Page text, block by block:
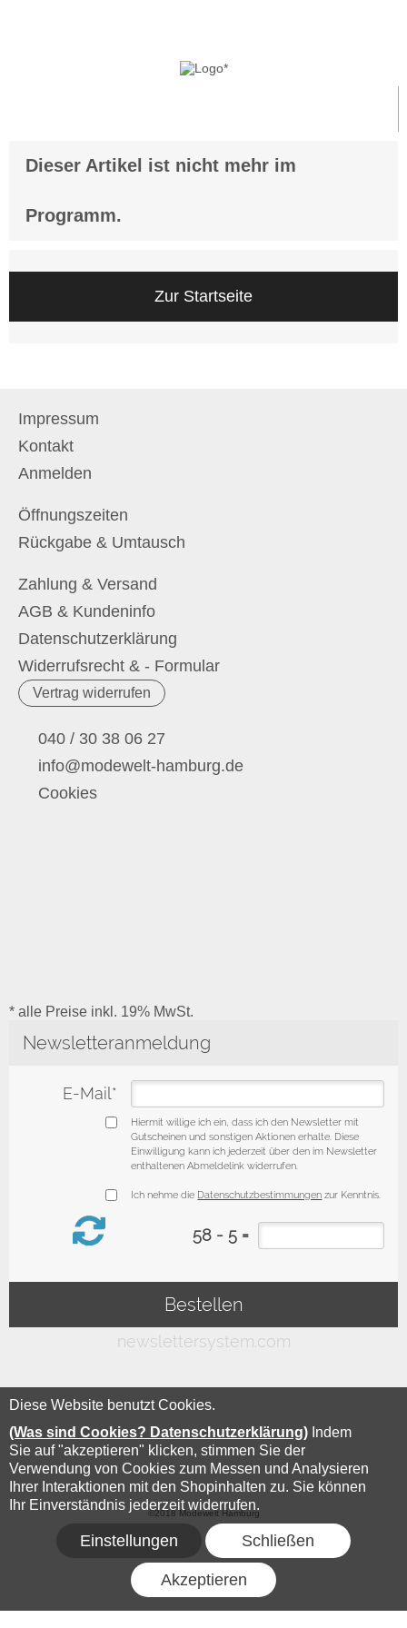
Diese Website benutzt Cookies.
(Was sind Cookies? Datenschutzerklärung) Indem
Sie auf "akzeptieren" klicken, stimmen Sie der
Verwendung von Cookies zum Messen und Analysieren
Ihrer Interaktionen mit den Shopinhalten zu. Sie können
Ihr Einverständnis jederzeit widerrufen.
Einstellungen Schließen
Akzeptieren
Dieser Artikel ist nicht mehr im
Programm.
Zur Startseite
Impressum
Kontakt
Anmelden
Öffnungszeiten
Rückgabe & Umtausch
Zahlung & Versand
AGB & Kundeninfo
Datenschutzerklärung
Widerrufsrecht & - Formular
Vertrag widerrufen
040 / 30 38 06 27
info@modewelt-hamburg.de
Cookies
* alle Preise inkl. 19% MwSt.
©2018 Modewelt Hamburg